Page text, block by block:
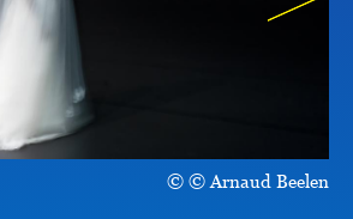
© Arnaud Beelen